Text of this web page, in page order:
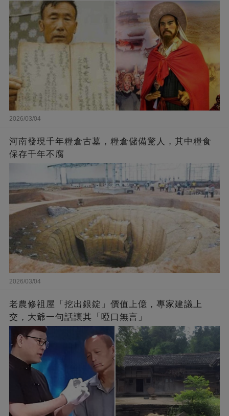
2026/03/04
河南發現千年糧倉古墓，糧倉儲備驚人，其中糧食
保存千年不腐
2026/03/04
老農修祖屋「挖出銀錠」價值上億，專家建議上
交，大爺一句話讓其「啞口無言」